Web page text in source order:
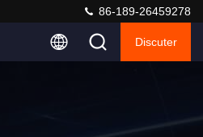
86-189-26459278
Discuter